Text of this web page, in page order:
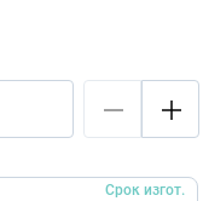
Срок изгот.